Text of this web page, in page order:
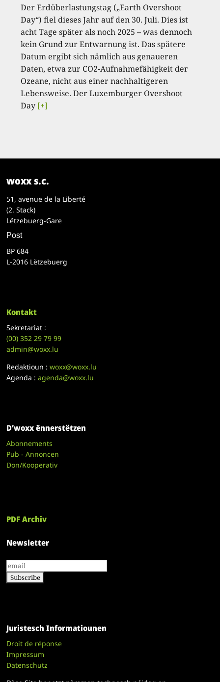
Der Erdüberlastungstag („Earth Overshoot
Day“) fiel dieses Jahr auf den 30. Juli. Dies ist
acht Tage später als noch 2025 – was dennoch
kein Grund zur Entwarnung ist. Das spätere
Datum ergibt sich nämlich aus genaueren
Daten, etwa zur CO2-Aufnahmefähigkeit der
Ozeane, nicht aus einer nachhaltigeren
Lebensweise. Der Luxemburger Overshoot
Day [+]
woxx s.c.
51, avenue de la Liberté
(2. Stack)
Lëtzebuerg-Gare
Post
BP 684
L-2016 Lëtzebuerg
Kontakt
Sekretariat :
(00)352 29 79 99
admin@woxx.lu
Redaktioun :woxx@woxx.lu
Agenda :agenda@woxx.lu
D’woxx ënnerstëtzen
Abonnements
Pub - Annoncen
Don/Kooperativ
PDF Archiv
Newsletter
Juristesch Informatiounen
Droit de réponse
Impressum
Datenschutz